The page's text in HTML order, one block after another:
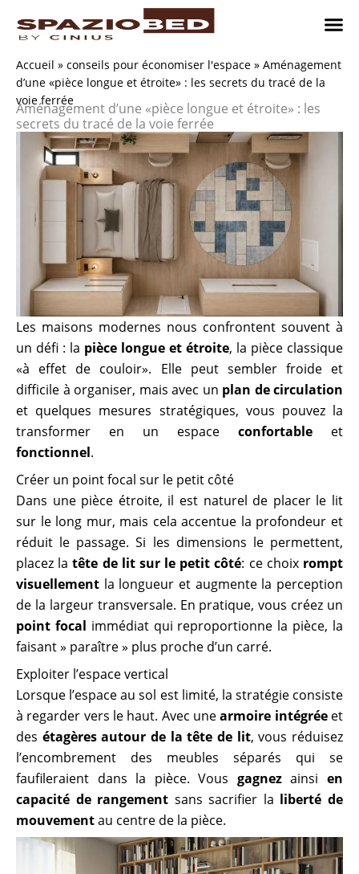
Accueil » conseils pour économiser l'espace » Aménagement
d’une «pièce longue et étroite» : les secrets du tracé de la
voie ferrée
Aménagement d’une «pièce longue et étroite» : les
secrets du tracé de la voie ferrée
Les maisons modernes nous confrontent souvent à
un défi : la pièce longue et étroite, la pièce classique
«à effet de couloir». Elle peut sembler froide et
difficile à organiser, mais avec un plan de circulation
et quelques mesures stratégiques, vous pouvez la
transformer en un espace confortable et
fonctionnel.
Créer un point focal sur le petit côté
Dans une pièce étroite, il est naturel de placer le lit
sur le long mur, mais cela accentue la profondeur et
réduit le passage. Si les dimensions le permettent,
placez latête de lit sur le petit côté: ce choix rompt
visuellement la longueur et augmente la perception
de la largeur transversale. En pratique, vous créez un
point focal immédiat qui reproportionne la pièce, la
faisant » paraître » plus proche d’un carré.
Exploiter l’espace vertical
Lorsque l’espace au sol est limité, la stratégie consiste
à regarder vers le haut. Avec unearmoire intégréeet
des étagères autour de la tête de lit, vous réduisez
l’encombrement des meubles séparés qui se
faufileraient dans la pièce. Vous gagnezainsien
capacité de rangement sans sacrifier la liberté de
mouvementau centre de la pièce.